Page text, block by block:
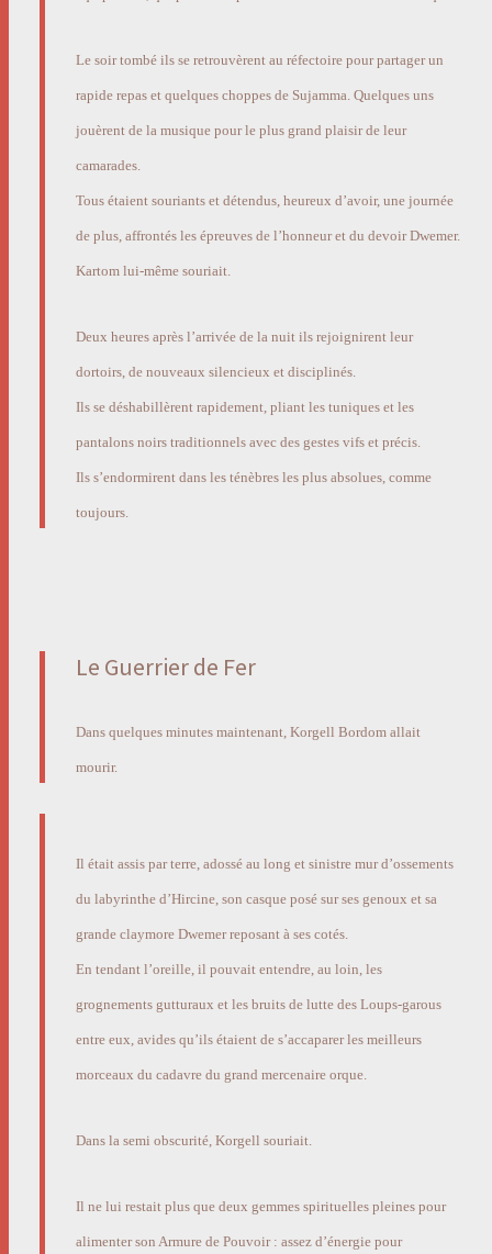
Le soir tombé ils se retrouvèrent au réfectoire pour partager un
rapide repas et quelques choppes de Sujamma. Quelques uns
jouèrent de la musique pour le plus grand plaisir de leur
camarades.
Tous étaient souriants et détendus, heureux d’avoir, une journée
de plus, affrontés les épreuves de l’honneur et du devoir Dwemer.
Kartom lui-même souriait.
Deux heures après l’arrivée de la nuit ils rejoignirent leur
dortoirs, de nouveaux silencieux et disciplinés.
Ils se déshabillèrent rapidement, pliant les tuniques et les
pantalons noirs traditionnels avec des gestes vifs et précis.
Ils s’endormirent dans les ténèbres les plus absolues, comme
toujours.
Le Guerrier de Fer
Dans quelques minutes maintenant, Korgell Bordom allait
mourir.
Il était assis par terre, adossé au long et sinistre mur d’ossements
du labyrinthe d’Hircine, son casque posé sur ses genoux et sa
grande claymore Dwemer reposant à ses cotés.
En tendant l’oreille, il pouvait entendre, au loin, les
grognements gutturaux et les bruits de lutte des Loups-garous
entre eux, avides qu’ils étaient de s’accaparer les meilleurs
morceaux du cadavre du grand mercenaire orque.
Dans la semi obscurité, Korgell souriait.
Il ne lui restait plus que deux gemmes spirituelles pleines pour
alimenter son Armure de Pouvoir : assez d’énergie pour